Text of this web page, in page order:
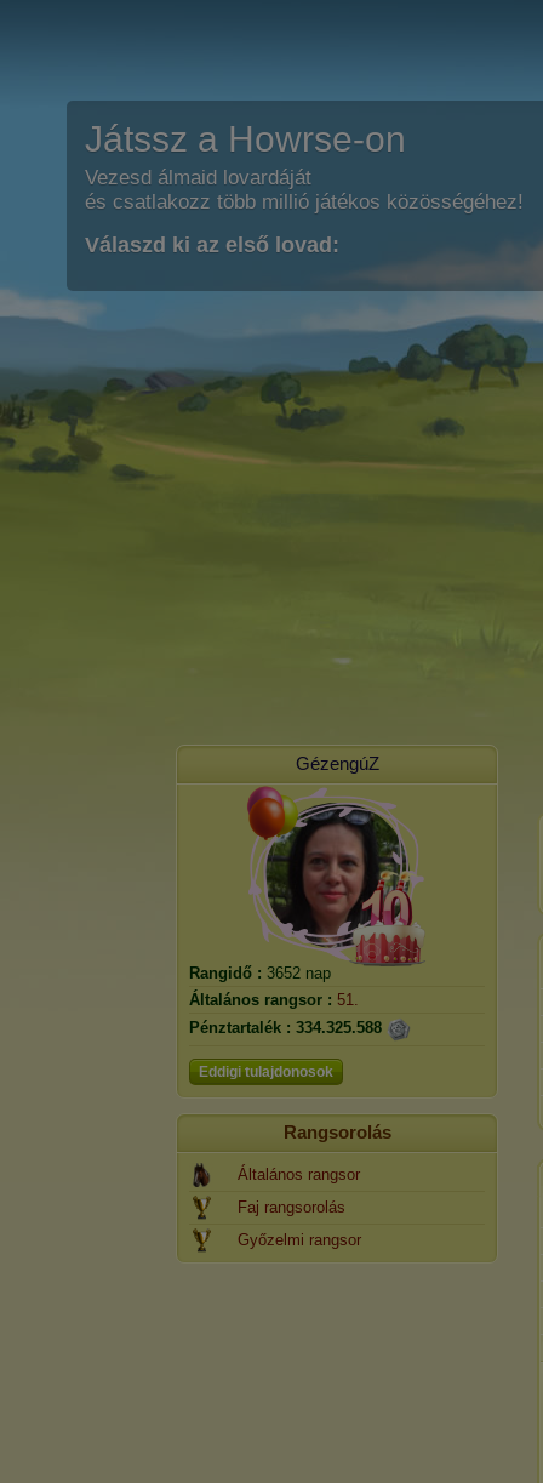
Játssz a Howrse-on
Vezesd álmaid lovardáját
és csatlakozz több millió játékos közösségéhez!
Válaszd ki az első lovad:
GézengúZ
Rangidő : 3652 nap
Általános rangsor : 51.
Pénztartalék : 334.325.588
Eddigi tulajdonosok
Rangsorolás
Általános rangsor
Faj rangsorolás
Győzelmi rangsor